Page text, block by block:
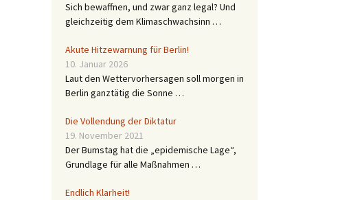
Sich bewaffnen, und zwar ganz legal? Und
gleichzeitig dem Klimaschwachsinn …
Akute Hitzewarnung für Berlin!
10. Januar 2026
Laut den Wettervorhersagen soll morgen in
Berlin ganztätig die Sonne …
Die Vollendung der Diktatur
19. November 2021
Der Bumstag hat die „epidemische Lage“,
Grundlage für alle Maßnahmen …
Endlich Klarheit!